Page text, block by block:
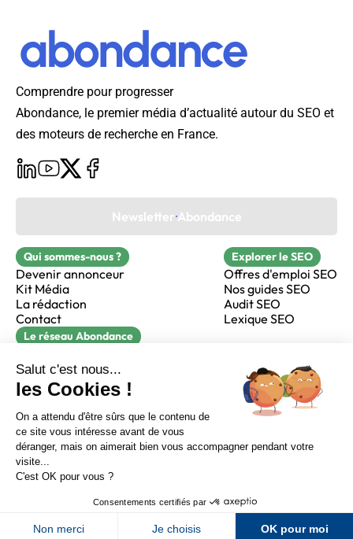
Sur LinkedIn Sur Youtube
Sur X Sur Facebook
Newsletter Abondance
Comprendre pour progresser
Abondance, le premier média d’actualité autour du SEO et
des moteurs de recherche en France.
Newsletter Abondance
Qui sommes-nous ?
Devenir annonceur
Kit Média
La rédaction
Contact
Explorer le SEO
Offres d'emploi SEO
Nos guides SEO
Audit SEO
Lexique SEO
Le réseau Abondance
Réacteur
alfie formation
CGV
Confidentialité